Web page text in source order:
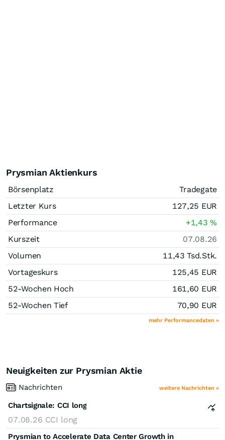
Prysmian Aktienkurs
Börsenplatz
Tradegate
Letzter Kurs
127,25 EUR
Performance
+1,43%
Kurszeit
07.08.26
Volumen
11,43 Tsd.Stk.
Vortageskurs
125,45 EUR
52-Wochen Hoch
161,60 EUR
52-Wochen Tief
70,90 EUR
mehr Performancedaten »
Neuigkeiten zur Prysmian Aktie
Nachrichten weitere Nachrichten »
Chartsignale: CCI long
07.08.26 CCI long
Prysmian to Accelerate Data Center Growth in